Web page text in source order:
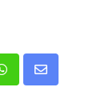
WhatsappShare